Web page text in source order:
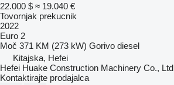
22.000 $ ≈ 19.040 €
Tovornjak prekucnik
2022
Euro 2
Moč 371 KM (273 kW) Gorivo diesel
Kitajska, Hefei
Hefei Huake Construction Machinery Co., Ltd
Kontaktirajte prodajalca